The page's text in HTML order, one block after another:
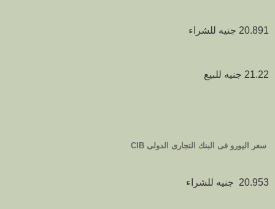
20.891 جنيه للشراء
21.22 جنيه للبيع
سعر اليورو فى البنك التجارى الدولى CIB
20.953 جنيه للشراء